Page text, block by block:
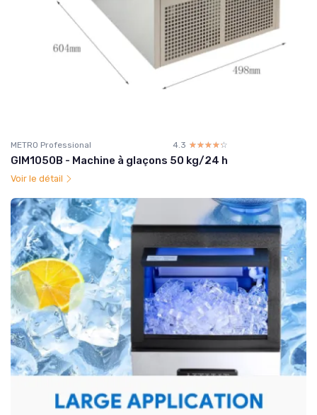
METRO Professional 4.3 ☆☆☆☆☆
★★★★★
GIM1050B - Machine à glaçons 50 kg/24 h
Voir le détail